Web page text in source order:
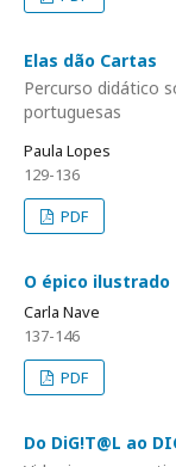
Elas dão Cartas
Percurso didático
portuguesas
Paula Lopes
129-136
PDF
O épico ilustrado
Carla Nave
137-146
PDF
Do DiG!T@L ao